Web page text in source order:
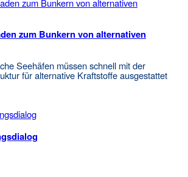
zum Bunkern von alternativen
Seehäfen müssen schnell mit der
für alternative Kraftstoffe ausgestattet